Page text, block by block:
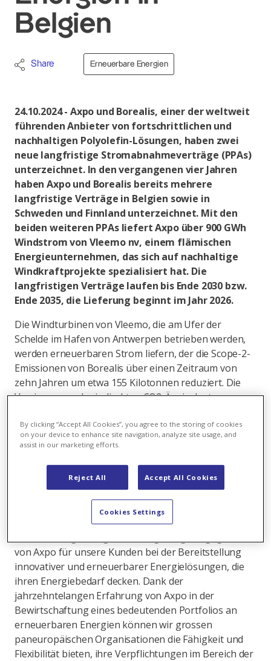
Belgien
Share Erneuerbare Energien
24.10.2024 - Axpo und Borealis, einer der weltweit
führenden Anbieter von fortschrittlichen und
nachhaltigen Polyolefin-Lösungen, haben zwei
neue langfristige Stromabnahmeverträge (PPAs)
unterzeichnet. In den vergangenen vier Jahren
haben Axpo und Borealis bereits mehrere
langfristige Verträge in Belgien sowie in
Schweden und Finnland unterzeichnet. Mit den
beiden weiteren PPAs liefert Axpo über 900 GWh
Windstrom von Vleemo nv, einem flämischen
Energieunternehmen, das sich auf nachhaltige
Windkraftprojekte spezialisiert hat. Die
langfristigen Verträge laufen bis Ende 2030 bzw.
Ende 2035, die Lieferung beginnt im Jahr 2026.
Die Windturbinen von Vleemo, die am Ufer der
Schelde im Hafen von Antwerpen betrieben werden,
werden erneuerbaren Strom liefern, der die Scope-2-
Emissionen von Borealis über einen Zeitraum von
zehn Jahren um etwa 155 Kilotonnen reduziert. Die
Verringerung der indirekten CO2-Äquivalent-
mit dem Ziel von Borealis, bis 2030 100% des Stroms
aus erneuerbaren Quellen zu beziehen, was
Head of Origination für Ost- und Westeuropa bei
Axpo, Domenico Franceschino, sagt: «Ich freue mich
über die Fortsetzung unserer Partnerschaft mit
Borealis. Diese neuen und zusätzlichen
von Axpo für unsere Kunden bei der Bereitstellung
innovativer und erneuerbarer Energielösungen, die
ihren Energiebedarf decken. Dank der
jahrzehntelangen Erfahrung von Axpo in der
Bewirtschaftung eines bedeutenden Portfolios an
erneuerbaren Energien können wir grossen
paneuropäischen Organisationen die Fähigkeit und
Flexibilität bieten, ihre Verpflichtungen im Bereich der
By clicking “Accept All Cookies”, you agree to the storing of cookies
on your device to enhance site navigation, analyze site usage, and
assist in our marketing efforts.
Reject All Accept All Cookies
Cookies Settings